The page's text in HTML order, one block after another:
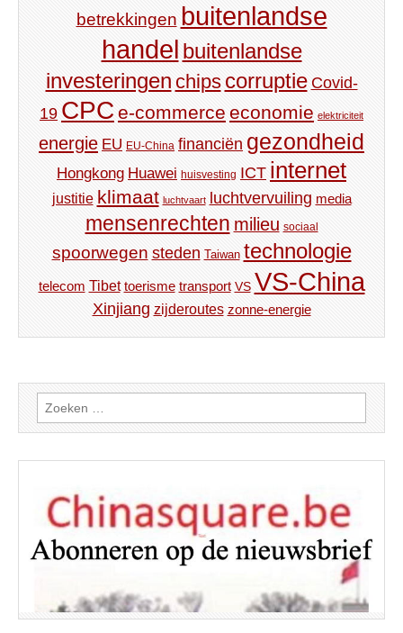
betrekkingen buitenlandse
handel buitenlandse
investeringen chips corruptie Covid-
19 CPC e-commerce economie elektriciteit
energie EU EU-China financiën gezondheid
Hongkong Huawei huisvesting ICT internet
justitie klimaat luchtvaart luchtvervuiling media
mensenrechten milieu sociaal
spoorwegen steden Taiwan technologie
telecom Tibet toerisme transport VS VS-China
Xinjiang zijderoutes zonne-energie
Zoeken
naar: